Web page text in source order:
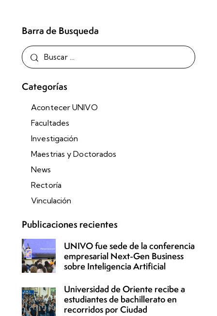
Barra de Busqueda
Categorías
Acontecer UNIVO
Facultades
Investigación
Maestrias y Doctorados
News
Rectoría
Vinculación
Publicaciones recientes
UNIVO fue sede de la conferencia
empresarial Next-Gen Business
sobre Inteligencia Artificial
Universidad de Oriente recibe a
estudiantes de bachillerato en
recorridos por Ciudad